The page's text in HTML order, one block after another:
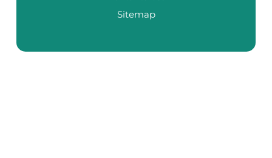
Sitemap